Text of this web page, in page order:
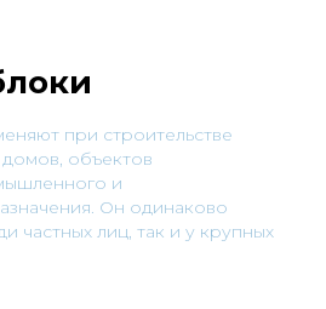
при строительстве
объектов
и
Он одинаково
частных лиц, так и у крупных